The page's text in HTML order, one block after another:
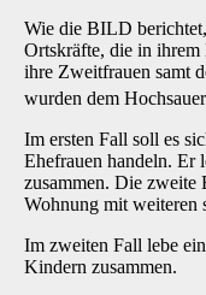
Wie die BILD
Ortskräfte, die in
ihre Zweitfrauen samt
wurden dem
Im ersten Fall soll es
Ehefrauen handeln. Er
zusammen. Die zweite
Wohnung mit weiteren
Im zweiten Fall lebe
Kindern zusammen.